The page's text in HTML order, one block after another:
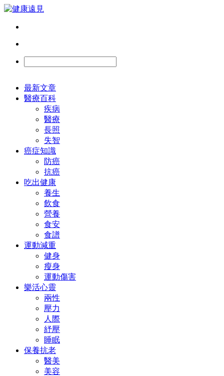
最新文章
醫療百科
疾病
醫療
長照
失智
癌症知識
防癌
抗癌
吃出健康
養生
飲食
營養
食安
食譜
運動減重
健身
瘦身
運動傷害
樂活心靈
兩性
壓力
人際
紓壓
睡眠
保養抗老
醫美
美容